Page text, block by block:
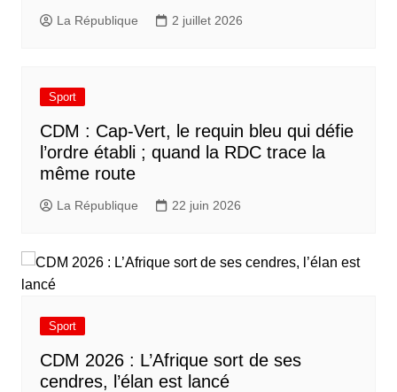
La République 2 juillet 2026
Sport
CDM : Cap-Vert, le requin bleu qui défie
l’ordre établi ; quand la RDC trace la
même route
La République 22 juin 2026
Sport
CDM 2026 : L’Afrique sort de ses
cendres, l’élan est lancé